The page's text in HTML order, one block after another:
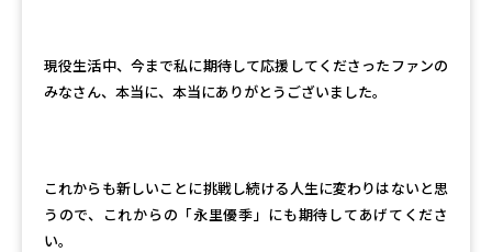
現役生活中、今まで私に期待して応援してくださったファンの
みなさん、本当に、本当にありがとうございました。
これからも新しいことに挑戦し続ける人生に変わりはないと思
うので、これからの「永里優季」にも期待してあげてくださ
い。